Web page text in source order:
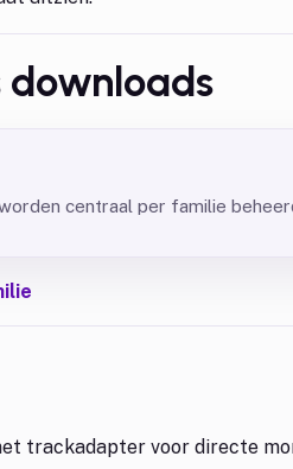
downloads
centraal per familie
trackadapter voor directe